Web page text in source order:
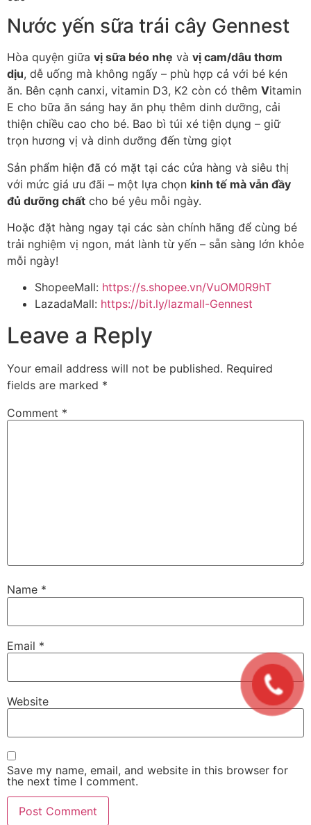
Nước yến sữa trái cây Gennest
Hòa quyện giữa vị sữa béo nhẹ và vị cam/dâu thơm
dịu, dễ uống mà không ngấy – phù hợp cả với bé kén
ăn. Bên cạnh canxi, vitamin D3, K2 còn có thêm Vitamin
E cho bữa ăn sáng hay ăn phụ thêm dinh dưỡng, cải
thiện chiều cao cho bé. Bao bì túi xé tiện dụng – giữ
trọn hương vị và dinh dưỡng đến từng giọt
Sản phẩm hiện đã có mặt tại các cửa hàng và siêu thị
với mức giá ưu đãi – một lựa chọn kinh tế mà vẫn đầy
đủ dưỡng chất cho bé yêu mỗi ngày.
Hoặc đặt hàng ngay tại các sàn chính hãng để cùng bé
trải nghiệm vị ngon, mát lành từ yến – sẵn sàng lớn khỏe
mỗi ngày!
ShopeeMall: https://s.shopee.vn/VuOM0R9hT
LazadaMall: https://bit.ly/lazmall-Gennest
Leave a Reply
Your email address will not be published. Required
fields are marked *
Comment *
Name *
Email *
Website
Save my name, email, and website in this browser for
the next time I comment.